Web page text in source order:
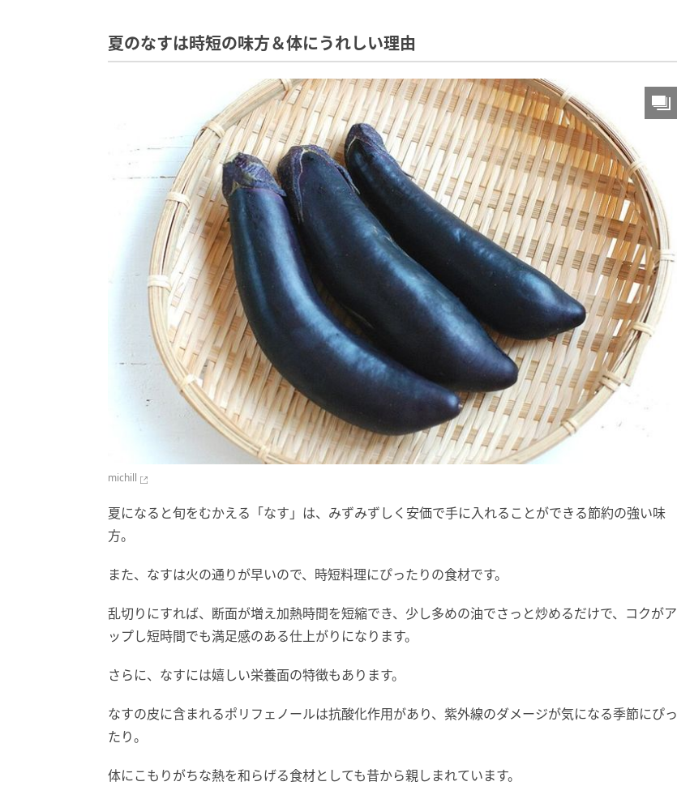
夏のなすは時短の味方＆体にうれしい理由
michill
夏になると旬をむかえる「なす」は、みずみずしく安価で手に入れることができる節約の強い味
方。
また、なすは火の通りが早いので、時短料理にぴったりの食材です。
乱切りにすれば、断面が増え加熱時間を短縮でき、少し多めの油でさっと炒めるだけで、コクがア
ップし短時間でも満足感のある仕上がりになります。
さらに、なすには嬉しい栄養面の特徴もあります。
なすの皮に含まれるポリフェノールは抗酸化作用があり、紫外線のダメージが気になる季節にぴっ
たり。
体にこもりがちな熱を和らげる食材としても昔から親しまれています。